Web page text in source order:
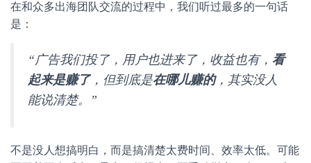
在和众多出海团队交流的过程中，我们听过最多的一句话
是：
“广告我们投了，用户也进来了，收益也有， 看
起来是赚了，但到底是在哪儿赚的，其实没人
能说清楚。”
不是没人想搞明白，而是搞清楚太费时间、效率太低。可能